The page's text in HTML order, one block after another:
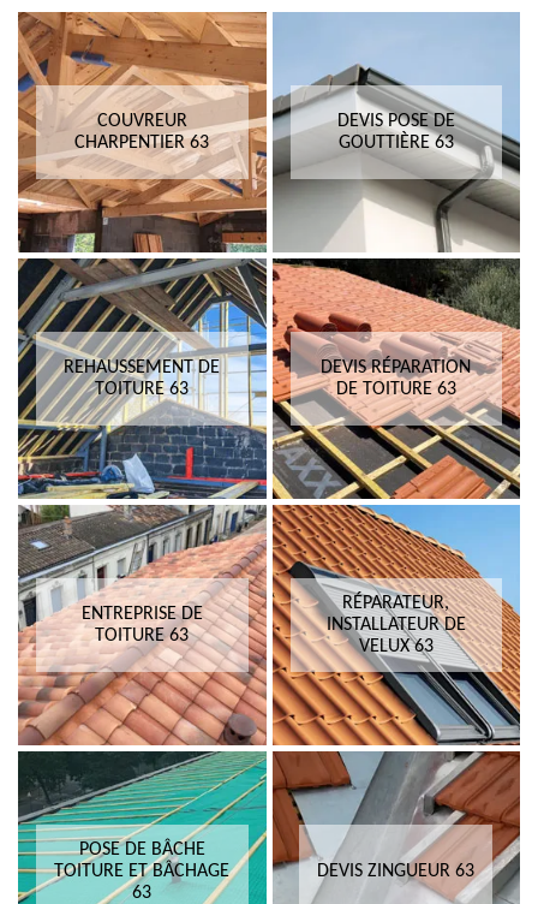
COUVREUR
CHARPENTIER 63
DEVIS POSE DE
GOUTTIÈRE 63
REHAUSSEMENT DE
TOITURE 63
DEVIS RÉPARATION
DE TOITURE 63
ENTREPRISE DE
TOITURE 63
RÉPARATEUR,
INSTALLATEUR DE
VELUX 63
POSE DE BÂCHE
TOITURE ET BÂCHAGE
63
DEVIS ZINGUEUR 63